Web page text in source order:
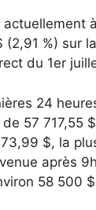
actuellement
(2,91 %) sur
du 1er
24
57 717,55
$, la
après
58 500